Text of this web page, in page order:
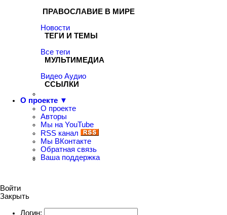
ПРАВОСЛАВИЕ В МИРЕ
Новости
ТЕГИ И ТЕМЫ
Все теги
МУЛЬТИМЕДИА
Видео Аудио
ССЫЛКИ
О проекте ▼
О проекте
Авторы
Мы на YouTube
RSS канал
Мы ВКонтакте
Обратная связь
Ваша поддержка
Войти
Закрыть
Логин: